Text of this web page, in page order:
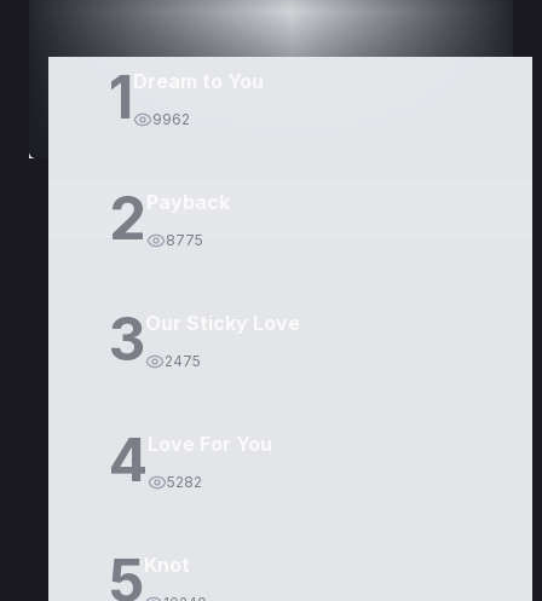
1 9962
2 8775
3 2475
4 5282
5